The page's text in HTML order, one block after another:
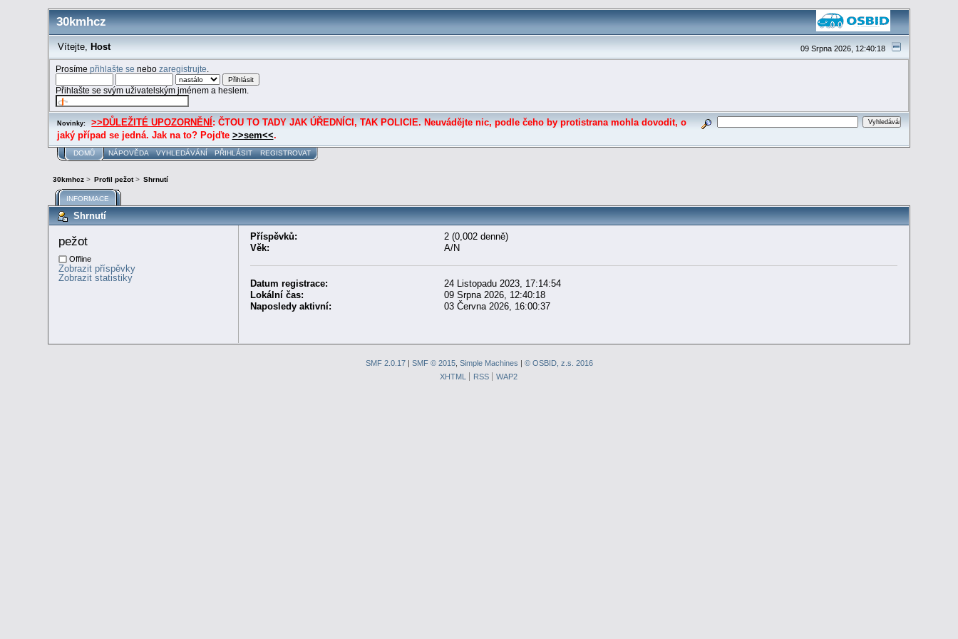
30kmhcz
09 Srpna 2026, 12:40:18
Vítejte, Host
Prosímepřihlašte se nebozaregistrujte
Přihlašte se svým uživatelským jménem a heslem.
Novinky: >>DŮLEŽITÉ UPOZORNĚNÍ : ČTOU TO TADY JAK ÚŘEDNÍCI, TAK POLICIE. Neuvádějte nic, podle čeho by protistrana mohla dovodit, o
jaký případ se jedná. Jak na to? Pojďte >>sem<<.
DOMŮ NÁPOVĚDA VYHLEDÁVÁNÍ PŘIHLÁSIT REGISTROVAT
30kmhcz> Profil pežot> Shrnutí
INFORMACE
Shrnutí
pežot
Offline
Zobrazit příspěvky
Zobrazit statistiky
Příspěvků:
2 (0,002 denně)
Věk:
A/N
Datum registrace:
24 Listopadu 2023, 17:14:54
Lokální čas:
09 Srpna 2026, 12:40:18
Naposledy aktivní:
03 Června 2026, 16:00:37
SMF 2.0.17| SMF © 2015, Simple Machines | © OSBID, z.s. 2016
XHTML
RSS WAP2